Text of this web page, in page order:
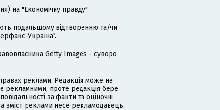
на "Економічну правду".
подальшому відтворенню та/чи
Україна".
Getty Images - суворо
реклами. Редакція може не
рекламними, проте редакція бере
за факти та оціночні
зміст реклами несе рекламодавець.